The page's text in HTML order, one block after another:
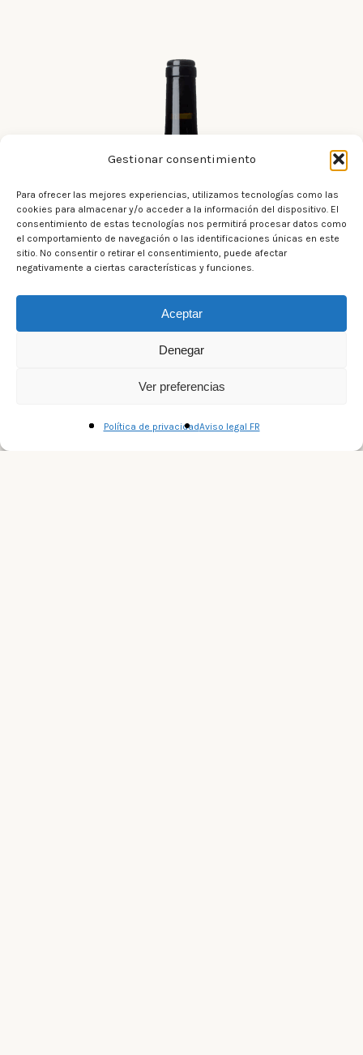
Gestionar consentimiento
Para ofrecer las mejores experiencias, utilizamos tecnologías como las
cookies para almacenar y/o acceder a la información del dispositivo. El
consentimiento de estas tecnologías nos permitirá procesar datos como
el comportamiento de navegación o las identificaciones únicas en este
sitio. No consentir o retirar el consentimiento, puede afectar
negativamente a ciertas características y funciones.
Aceptar
Denegar
Ver preferencias
Política de privacidadAviso legal FR